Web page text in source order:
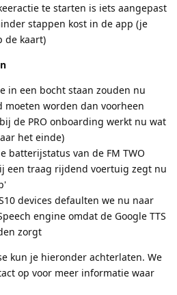
te starten is iets aangepast
stappen kost in de app (je
de kaart)
in een bocht staan zouden nu
moeten worden dan voorheen
de PRO onboarding werkt nu wat
het einde)
batterijstatus van de FM TWO
een traag rijdend voertuig zegt nu
devices defaulten we nu naar
engine omdat de Google TTS
zorgt
kun je hieronder achterlaten. We
op voor meer informatie waar